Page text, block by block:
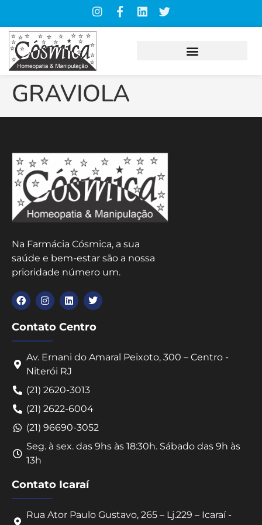
GRAVIOLA
Na Farmácia Cósmica, a sua
saúde e bem-estar são a nossa
prioridade número um.
Contato Centro
Av. Ernani do Amaral Peixoto, 300 – Centro -
Niterói RJ
(21) 2620-3013
(21) 2622-6004
(21) 96690-3052
Seg. à sex. das 9hs às 18:30h. Sábado das 9h às
13h
Contato Icaraí
Rua Ator Paulo Gustavo, 265 – Lj.229 – Icaraí -